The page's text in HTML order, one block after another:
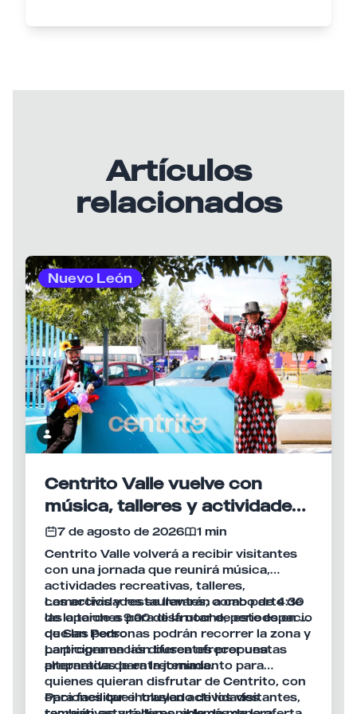
Artículos
relacionados
Nuevo León
Centrito Valle vuelve con
música, talleres y actividades
para disfrutar en familia
7 de agosto de 2026
1 min
Centrito Valle volverá a recibir visitantes
con una jornada que reunirá música,
actividades recreativas, talleres,
comercios y restaurantes, como parte de
las opciones para disfrutar de este espacio
de San Pedro.
Las actividades se llevarán a cabo de 4:30
de la tarde a 9:00 de la noche, periodo en el
que las personas podrán recorrer la zona y
participar en las diferentes propuestas
preparadas para la jornada.
La programación busca ofrecer una
alternativa de entretenimiento para
quienes quieran disfrutar de Centrito, con
opciones que incluyen actividades
Para facilitar el traslado de los visitantes,